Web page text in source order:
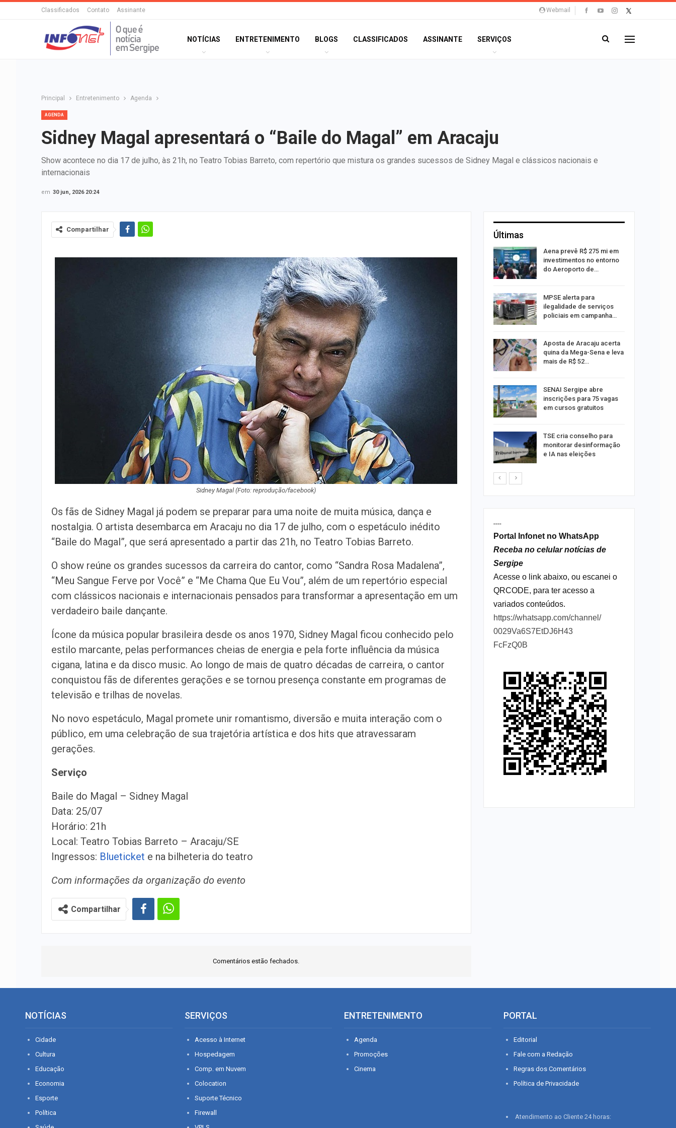
Webmail
Classificados Contato Assinante
NOTÍCIAS ENTRETENIMENTO BLOGS CLASSIFICADOS ASSINANTE SERVIÇOS
Principal Entretenimento Agenda
AGENDA
Sidney Magal apresentará o “Baile do Magal” em Aracaju
Show acontece no dia 17 de julho, às 21h, no Teatro Tobias Barreto, com repertório que mistura os grandes sucessos de Sidney Magal e clássicos nacionais e
internacionais
em 30 jun, 2026 20:24
Compartilhar
Sidney Magal (Foto: reprodução/facebook)
Os fãs de Sidney Magal já podem se preparar para uma noite de muita música, dança e
nostalgia. O artista desembarca em Aracaju no dia 17 de julho, com o espetáculo inédito
“Baile do Magal”, que será apresentado a partir das 21h, no Teatro Tobias Barreto.
O show reúne os grandes sucessos da carreira do cantor, como “Sandra Rosa Madalena”,
“Meu Sangue Ferve por Você” e “Me Chama Que Eu Vou”, além de um repertório especial
com clássicos nacionais e internacionais pensados para transformar a apresentação em um
verdadeiro baile dançante.
Ícone da música popular brasileira desde os anos 1970, Sidney Magal ficou conhecido pelo
estilo marcante, pelas performances cheias de energia e pela forte influência da música
cigana, latina e da disco music. Ao longo de mais de quatro décadas de carreira, o cantor
conquistou fãs de diferentes gerações e se tornou presença constante em programas de
televisão e trilhas de novelas.
No novo espetáculo, Magal promete unir romantismo, diversão e muita interação com o
público, em uma celebração de sua trajetória artística e dos hits que atravessaram
gerações.
Serviço
Baile do Magal – Sidney Magal
Data: 25/07
Horário: 21h
Local: Teatro Tobias Barreto – Aracaju/SE
Ingressos: Blueticket e na bilheteria do teatro
Com informações da organização do evento
Compartilhar
Comentários estão fechados.
Últimas
Homem Aranha: Um Novo
Mulher é agredida e
Sergipe terá possibilidade
de chuva leve durante o
fim de semana
Aena prevê R$ 275 mi em
investimentos no entorno
do Aeroporto de…
MPSE alerta para
ilegalidade de serviços
policiais em campanha…
Aposta de Aracaju acerta
quina da Mega-Sena e leva
mais de R$ 52…
SENAI Sergipe abre
inscrições para 75 vagas
em cursos gratuitos
TSE cria conselho para
monitorar desinformação
e IA nas eleições
----
Portal Infonet no WhatsApp
Receba no celular notícias de
Sergipe
Acesse o link abaixo, ou escanei o
QRCODE, para ter acesso a
variados conteúdos.
https://whatsapp.com/channel/
0029Va6S7EtDJ6H43
FcFzQ0B
NOTÍCIAS
Cidade
Cultura
Educação
Economia
Esporte
Política
SERVIÇOS
Acesso à Internet
Hospedagem
Comp. em Nuvem
Colocation
Suporte Técnico
Firewall
ENTRETENIMENTO
Agenda
Promoções
Cinema
PORTAL
Editorial
Fale com a Redação
Regras dos Comentários
Política de Privacidade
Atendimento ao Cliente 24 horas: